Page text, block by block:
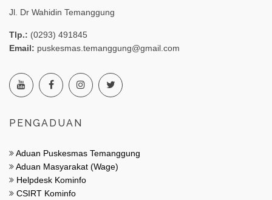
Jl. Dr Wahidin Temanggung
Tlp.: (0293) 491845
Email: puskesmas.temanggung@gmail.com
PENGADUAN
Aduan Puskesmas Temanggung
Aduan Masyarakat (Wage)
Helpdesk Kominfo
CSIRT Kominfo